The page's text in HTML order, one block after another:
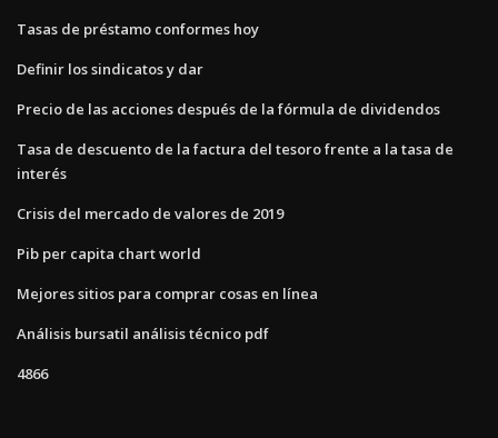
Tasas de préstamo conformes hoy
Definir los sindicatos y dar
Precio de las acciones después de la fórmula de dividendos
Tasa de descuento de la factura del tesoro frente a la tasa de
interés
Crisis del mercado de valores de 2019
Pib per capita chart world
Mejores sitios para comprar cosas en línea
Análisis bursatil análisis técnico pdf
4866